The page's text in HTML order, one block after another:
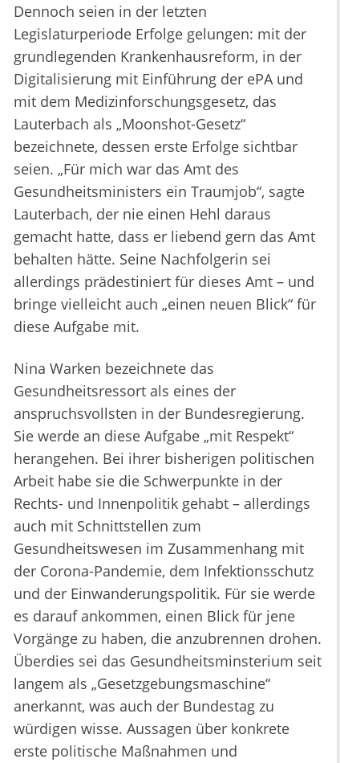
Dennoch seien in der letzten
Legislaturperiode Erfolge gelungen: mit der
grundlegenden Krankenhausreform, in der
Digitalisierung mit Einführung der ePA und
mit dem Medizinforschungsgesetz, das
Lauterbach als „Moonshot-Gesetz“
bezeichnete, dessen erste Erfolge sichtbar
seien. „Für mich war das Amt des
Gesundheitsministers ein Traumjob“, sagte
Lauterbach, der nie einen Hehl daraus
gemacht hatte, dass er liebend gern das Amt
behalten hätte. Seine Nachfolgerin sei
allerdings prädestiniert für dieses Amt – und
bringe vielleicht auch „einen neuen Blick“ für
diese Aufgabe mit.
Nina Warken bezeichnete das
Gesundheitsressort als eines der
anspruchsvollsten in der Bundesregierung.
Sie werde an diese Aufgabe „mit Respekt“
herangehen. Bei ihrer bisherigen politischen
Arbeit habe sie die Schwerpunkte in der
Rechts- und Innenpolitik gehabt – allerdings
auch mit Schnittstellen zum
Gesundheitswesen im Zusammenhang mit
der Corona-Pandemie, dem Infektionsschutz
und der Einwanderungspolitik. Für sie werde
es darauf ankommen, einen Blick für jene
Vorgänge zu haben, die anzubrennen drohen.
Überdies sei das Gesundheitsminsterium seit
langem als „Gesetzgebungsmaschine“
anerkannt, was auch der Bundestag zu
würdigen wisse. Aussagen über konkrete
erste politische Maßnahmen und